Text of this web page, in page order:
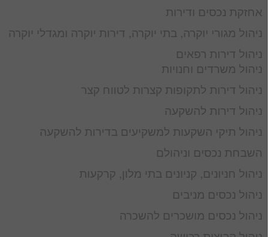
אחזקת נכסים ודירות
ניהול מגורי יוקרה, בתי יוקרה, דירות יוקרה ומגדלי יוקרה
ניהול דירות רפאים
ניהול משרדים וחנויות
ניהול דירות לתקופות קצרות לטווח קצר
ניהול דירות להשקעה
ניהול תיקי השקעות למשקיעים בדירות להשקעה
השבחת נכסים וניהולם
ניהול חניונים, קניונים בתי מלון, קרקעות
ניהול נכסים מניבים
ניהול נכסים מושכרים להשכרה